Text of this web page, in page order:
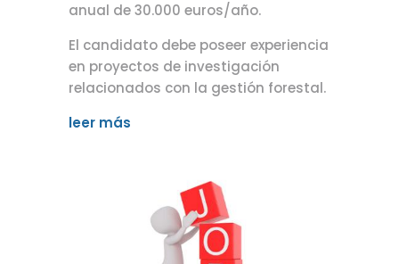
anual de 30.000 euros/año.
El candidato debe poseer experiencia
en proyectos de investigación
relacionados con la gestión forestal.
leer más